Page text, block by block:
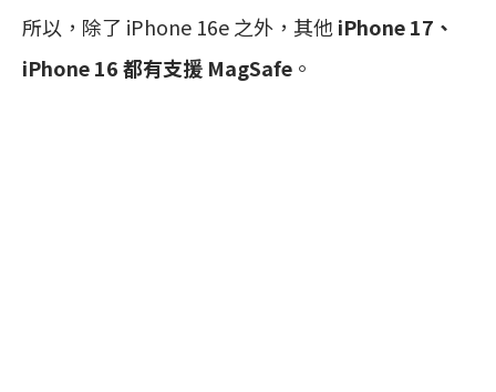
所以，除了 iPhone 16e 之外，其他iPhone 17、
iPhone 16 都有支援 MagSafe 。